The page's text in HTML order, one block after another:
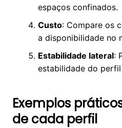
espaços confinados.
Custo: Compare os
a disponibilidade no
Estabilidade lateral:
estabilidade do
Exemplos
de cada perfil